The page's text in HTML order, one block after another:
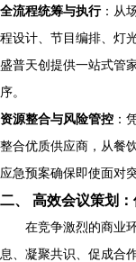
全流程统筹与执行：从
程设计、节目编排、灯
盛普天创提供一站式管
序。
资源整合与风险管控 ：
整合优质供应商，从餐
应急预案确保即使面对
二、 高效会议策划
在竞争激烈的商业
息、凝聚共识、促成合